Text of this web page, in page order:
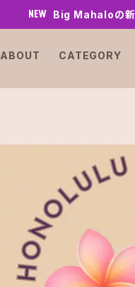
Big Mahaloの新
ABOUT CATEGORY